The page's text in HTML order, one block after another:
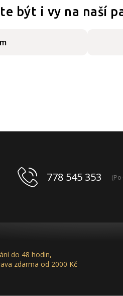
být i vy na naší
778 545 353
do 48 hodin,
zdarma od 2000 Kč